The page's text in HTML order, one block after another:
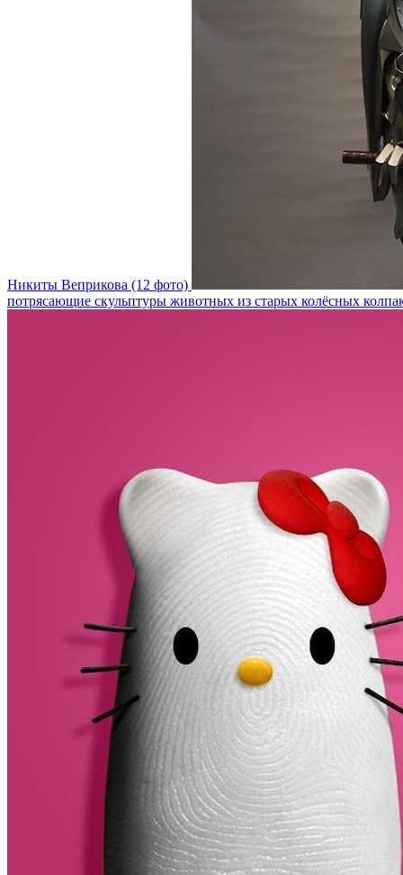
Никиты Веприкова (12 фото)
потрясающие скульптуры животных из старых колёсных